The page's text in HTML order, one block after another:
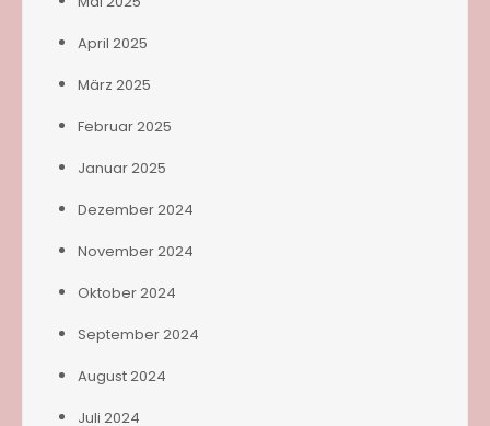
April 2025
März 2025
Februar 2025
Januar 2025
Dezember 2024
November 2024
Oktober 2024
September 2024
August 2024
Juli 2024